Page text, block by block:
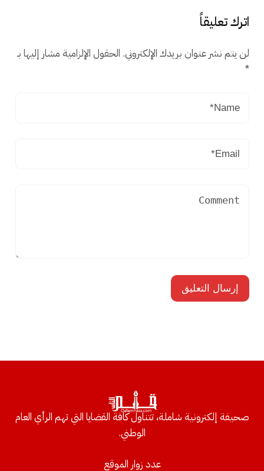
اترك تعليقاً
لن يتم نشر عنوان بريدك الإلكتروني. الحقول الإلزامية مشار إليها بـ
*
صحيفة إلكترونية شاملة، تتناول كافة القضايا التي تهم الرأي العام
الوطني.
عدد زوار الموقع